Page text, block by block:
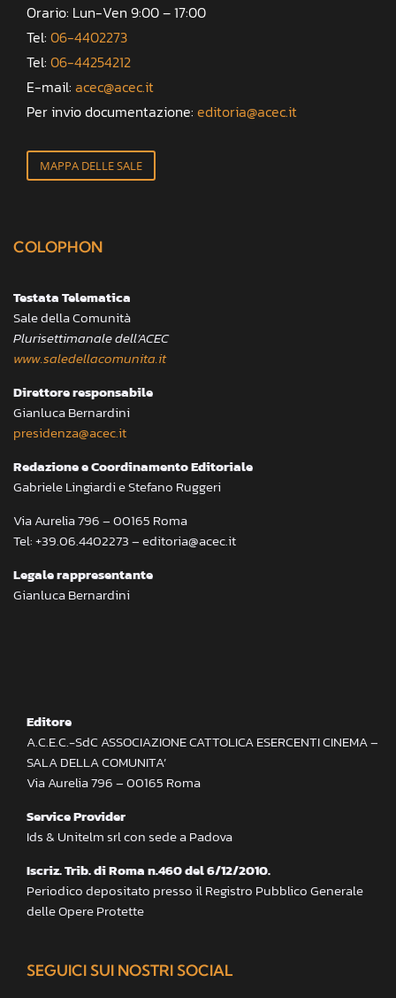
Orario: Lun-Ven 9:00 – 17:00
Tel: 06-4402273
Tel: 06-44254212
E-mail: acec@acec.it
Per invio documentazione: editoria@acec.it
MAPPA DELLE SALE
COLOPHON
Testata Telematica
Sale della Comunità
Plurisettimanale dell’ACEC
www.saledellacomunita.it
Direttore responsabile
Gianluca Bernardini
presidenza@acec.it
Redazione e Coordinamento Editoriale
Gabriele Lingiardi e Stefano Ruggeri
Via Aurelia 796 – 00165 Roma
Tel: +39.06.4402273 – editoria@acec.it
Legale rappresentante
Gianluca Bernardini
Editore
A.C.E.C.-SdC ASSOCIAZIONE CATTOLICA ESERCENTI CINEMA –
SALA DELLA COMUNITA’
Via Aurelia 796 – 00165 Roma
Service Provider
Ids & Unitelm srl con sede a Padova
Iscriz. Trib. di Roma n.460 del 6/12/2010.
Periodico depositato presso il Registro Pubblico Generale
delle Opere Protette
SEGUICI SUI NOSTRI SOCIAL